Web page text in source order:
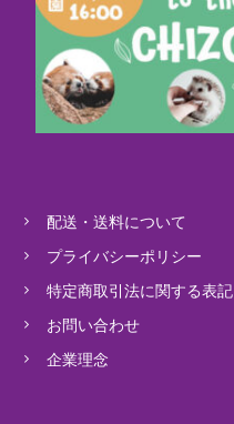
配送・送料について
プライバシーポリシー
特定商取引法に関する表記
お問い合わせ
企業理念